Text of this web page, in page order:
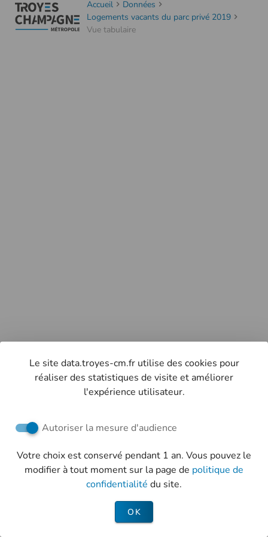
Accueil
Données
Logements vacants du parc privé 2019
Vue tabulaire
Le site data.troyes-cm.fr utilise des cookies pour
réaliser des statistiques de visite et améliorer
l'expérience utilisateur.
Autoriser la mesure d'audience
Votre choix est conservé pendant 1 an. Vous pouvez le
modifier à tout moment sur la page de politique de
confidentialité du site.
OK